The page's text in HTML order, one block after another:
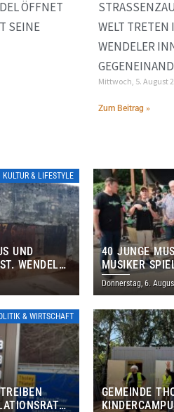
ÖFFNET
SEINE
ELT TRETEN
ENDELER
Mittwoch, 5. August
Zum Beitrag »
KULTUR & LIFESTYLE
UND
WENDEL
40 JUNGE
MUSIKER
THOLEY
Donnerstag, 6.
& WIRTSCHAFT
GEMEINDE